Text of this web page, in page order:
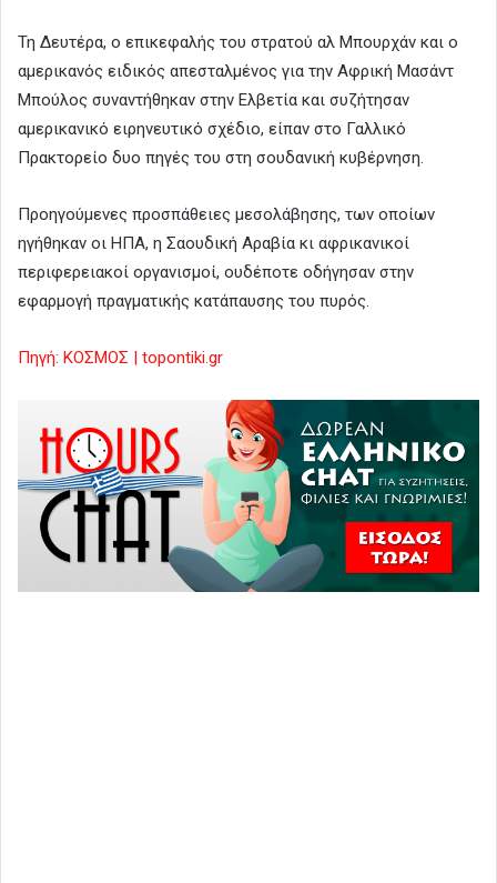
Τη Δευτέρα, ο επικεφαλής του στρατού αλ Μπουρχάν και ο
αμερικανός ειδικός απεσταλμένος για την Αφρική Μασάντ
Μπούλος συναντήθηκαν στην Ελβετία και συζήτησαν
αμερικανικό ειρηνευτικό σχέδιο, είπαν στο Γαλλικό
Πρακτορείο δυο πηγές του στη σουδανική κυβέρνηση.
Προηγούμενες προσπάθειες μεσολάβησης, των οποίων
ηγήθηκαν οι ΗΠΑ, η Σαουδική Αραβία κι αφρικανικοί
περιφερειακοί οργανισμοί, ουδέποτε οδήγησαν στην
εφαρμογή πραγματικής κατάπαυσης του πυρός.
Πηγή: ΚΟΣΜΟΣ | topontiki.gr